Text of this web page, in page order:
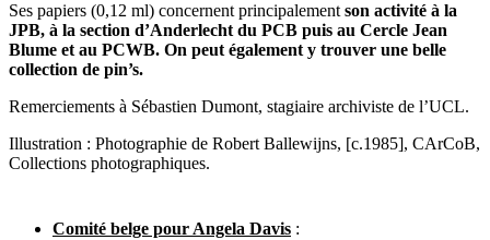
Ses papiers (0,12 ml) concernent principalement son activité à la
JPB, à la section d’Anderlecht du PCB puis au Cercle Jean
Blume et au PCWB. On peut également y trouver une belle
collection de pin’s.
Remerciements à Sébastien Dumont, stagiaire archiviste de l’UCL.
Illustration : Photographie de Robert Ballewijns, [c.1985], CArCoB,
Collections photographiques.
Comité belge pour Angela Davis :